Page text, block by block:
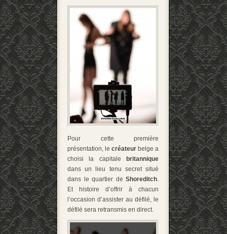
Pour cette première
présentation, le créateur belge a
choisi la capitale
britannique
dans un lieu tenu secret situé
dans le quartier de Shoreditch.
Et histoire d’offrir à chacun
l’occasion d’assister au défilé, le
défilé sera retransmis en direct.